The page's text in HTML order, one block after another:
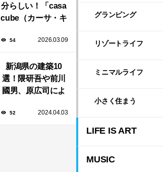
分らしい！「casa
cube（カーサ・キ
タマイズと暮らし
54 2026.03.09
新潟県の建築10
選！隈研吾や前川
國男、原広司によ
染む至極の建築揃
52 2024.04.03
グランピング
リゾートライフ
ミニマルライフ
小さく住まう
LIFE IS ART
MUSIC